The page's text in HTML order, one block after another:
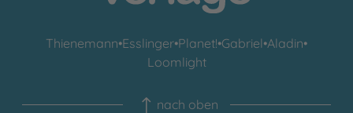
Thienemann•Esslinger•Planet!•Gabriel•Aladin•
Loomlight
nach oben